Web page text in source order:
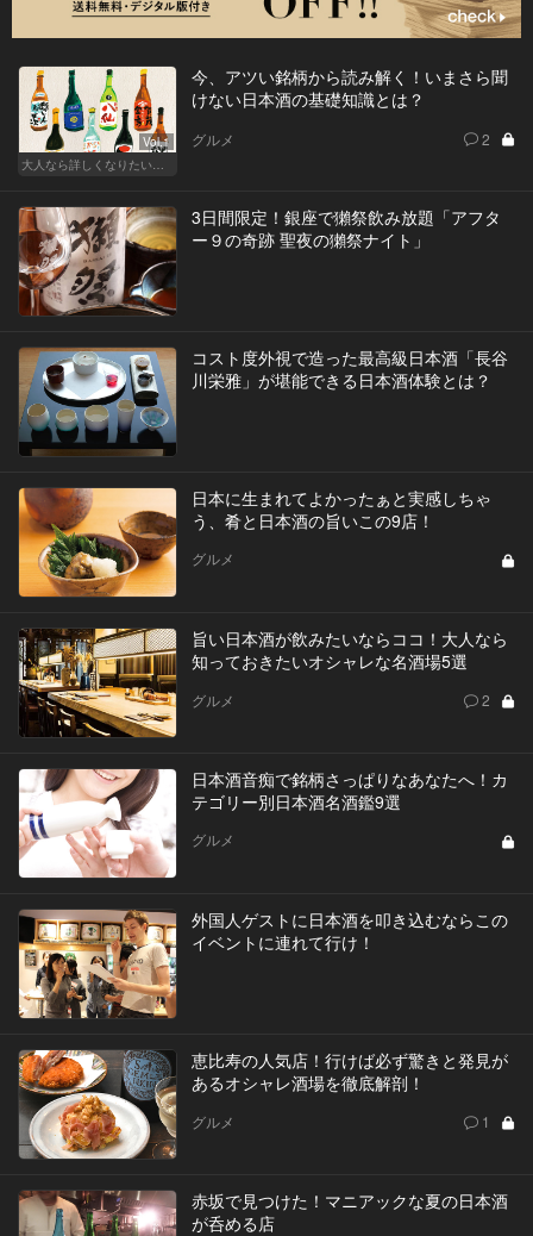
Vol.1
大人なら詳しくなりたい、お酒の基礎知識
今、アツい銘柄から読み解く！いまさら聞
けない日本酒の基礎知識とは？
グルメ 2
3日間限定！銀座で獺祭飲み放題「アフタ
ー９の奇跡 聖夜の獺祭ナイト」
コスト度外視で造った最高級日本酒「長谷
川栄雅」が堪能できる日本酒体験とは？
日本に生まれてよかったぁと実感しちゃ
う、肴と日本酒の旨いこの9店！
グルメ
旨い日本酒が飲みたいならココ！大人なら
知っておきたいオシャレな名酒場5選
グルメ 2
日本酒音痴で銘柄さっぱりなあなたへ！カ
テゴリー別日本酒名酒鑑9選
グルメ
外国人ゲストに日本酒を叩き込むならこの
イベントに連れて行け！
恵比寿の人気店！行けば必ず驚きと発見が
あるオシャレ酒場を徹底解剖！
グルメ 1
赤坂で見つけた！マニアックな夏の日本酒
が呑める店